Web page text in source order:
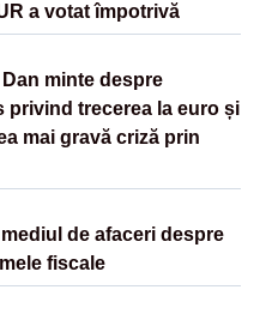
a votat împotrivă
minte despre
privind trecerea la euro și
mai gravă criză prin
de afaceri despre
fiscale